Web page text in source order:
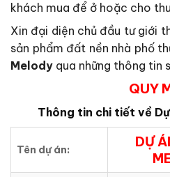
khách mua để ở hoặc cho
Xin đại diện chủ đầu tư giới
sản phẩm đất nền nhà phố
Melody qua những thông tin
QUY
Thông tin chi tiết về
Tên dự án:
DỰ